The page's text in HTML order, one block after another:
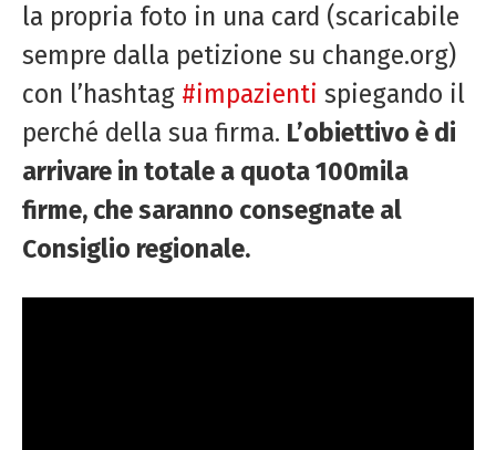
la propria foto in una card (scaricabile
sempre dalla petizione su change.org)
con l’hashtag #impazienti spiegando il
perché della sua firma. L’obiettivo è di
arrivare in totale a quota 100mila
firme, che saranno consegnate al
Consiglio regionale.